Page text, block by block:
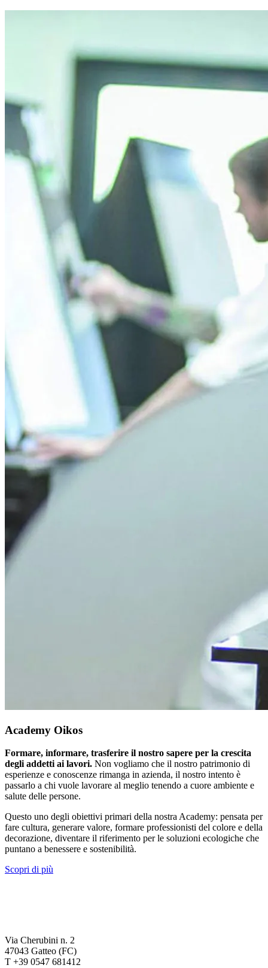
Academy Oikos
Formare, informare, trasferire il nostro sapere per la crescita
degli addetti ai lavori. Non vogliamo che il nostro patrimonio di
esperienze e conoscenze rimanga in azienda, il nostro intento è
passarlo a chi vuole lavorare al meglio tenendo a cuore ambiente e
salute delle persone.
Questo uno degli obiettivi primari della nostra Academy: pensata per
fare cultura, generare valore, formare professionisti del colore e della
decorazione, diventare il riferimento per le soluzioni ecologiche che
puntano a benessere e sostenibilità.
Scopri di più
Via Cherubini n. 2
47043 Gatteo (FC)
T +39 0547 681412